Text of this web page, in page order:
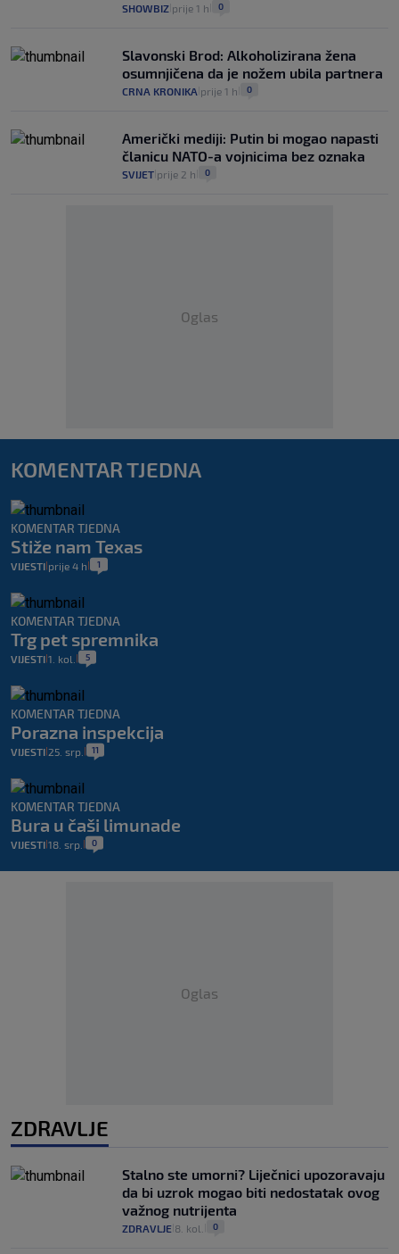
SHOWBIZ prije 1 h 0
Slavonski Brod: Alkoholizirana žena
osumnjičena da je nožem ubila partnera
CRNA KRONIKA prije 1 h 0
Američki mediji: Putin bi mogao napasti
članicu NATO-a vojnicima bez oznaka
SVIJET prije 2 h 0
Oglas
KOMENTAR TJEDNA
KOMENTAR TJEDNA
Stiže nam Texas
VIJESTI prije 4 h 1
KOMENTAR TJEDNA
Trg pet spremnika
VIJESTI 1. kol. 5
KOMENTAR TJEDNA
Porazna inspekcija
VIJESTI 25. srp. 11
KOMENTAR TJEDNA
Bura u čaši limunade
VIJESTI 18. srp. 0
Oglas
ZDRAVLJE
Stalno ste umorni? Liječnici upozoravaju
da bi uzrok mogao biti nedostatak ovog
važnog nutrijenta
ZDRAVLJE 8. kol. 0